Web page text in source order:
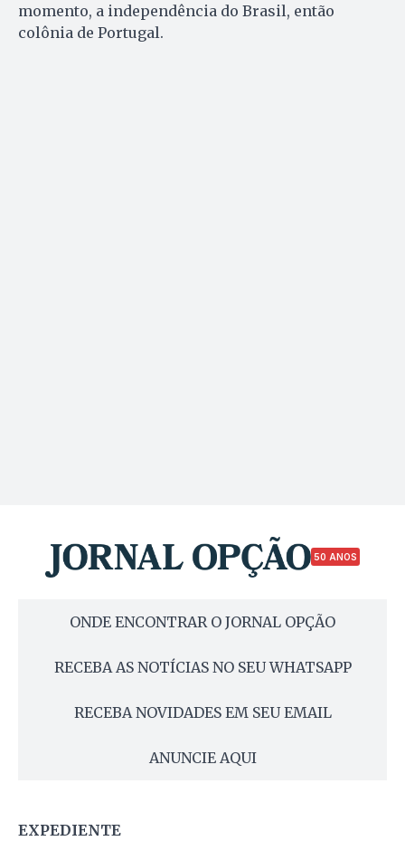
momento, a independência do Brasil, então
colônia de Portugal.
50 ANOS
ONDE ENCONTRAR O JORNAL OPÇÃO
RECEBA AS NOTÍCIAS NO SEU WHATSAPP
RECEBA NOVIDADES EM SEU EMAIL
ANUNCIE AQUI
EXPEDIENTE